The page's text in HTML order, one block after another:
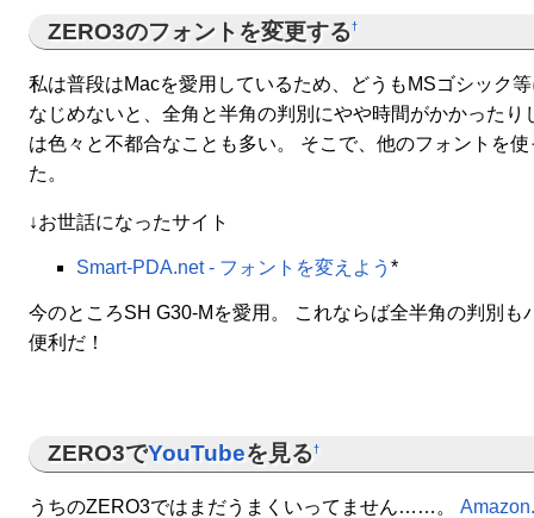
ZERO3のフォントを変更する†
私は普段はMacを愛用しているため、どうもMSゴシック
なじめないと、全角と半角の判別にやや時間がかかったり
は色々と不都合なことも多い。 そこで、他のフォントを
た。
↓お世話になったサイト
Smart-PDA.net - フォントを変えよう *
今のところSH G30-Mを愛用。 これならば全半角の判別も
便利だ！
ZERO3でYouTubeを見る†
うちのZERO3ではまだうまくいってません……。